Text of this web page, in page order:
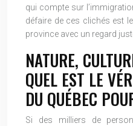
qui compte sur
défaire de ces clichés est
province avec un regard
NATURE,
QUEL EST LE
DU QUÉBEC
Si des milliers de